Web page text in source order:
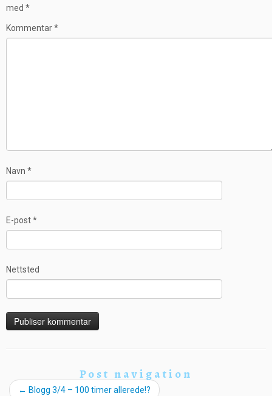
med *
Kommentar*
Navn *
E-post*
Nettsted
Post navigation
← Blogg 3/4 – 100 timer allerede!?